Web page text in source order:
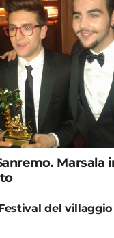
Marsala
del villaggio